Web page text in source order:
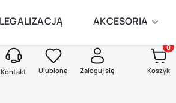
Kontakt Ulubione Zaloguj się Koszyk
AKCESORIA